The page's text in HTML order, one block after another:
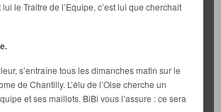
lui le Traitre de l’Equipe, c’est lui que cherchait
s’entraîne tous les dimanches matin sur le
de Chantilly. L’élu de l’Oise cherche un
et ses maillots. BiBi vous l’assure : ce sera